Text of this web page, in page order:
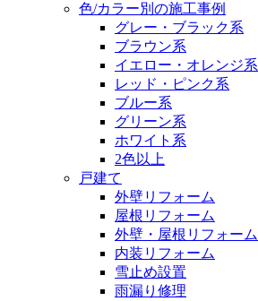
色/カラー別の施工事例
グレー・ブラック系
ブラウン系
イエロー・オレンジ系
レッド・ピンク系
ブルー系
グリーン系
ホワイト系
2色以上
戸建て
外壁リフォーム
屋根リフォーム
外壁・屋根リフォーム
内装リフォーム
雪止め設置
雨漏り修理